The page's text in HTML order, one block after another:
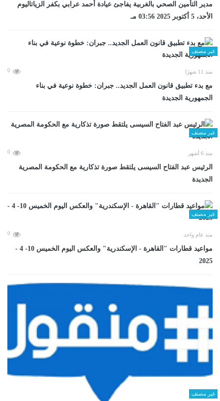
مدير التأمين الصحي بالغربية يفاجئ عيادة أحمد عرابي بكفر الزياتاليوم
الأحد، 5 أكتوبر 2025 03:56 مـ
غير مصنف
منذ 11 شهرًا 0
مع بدء تطبيق قانون العمل الجديد.. جبران: خطوة نوعية في بناء
الجمهورية الجديدة
غير مصنف
منذ 6 أشهر 0
الرئيس عبد الفتاح السيسى يلتقط صورة تذكارية مع الحكومة المصرية
الجديدة
غير مصنف
منذ عام واحد 0
مواعيد قطارات "القاهرة - الإسكندرية" والعكس اليوم الخميس 10- 4 -
2025
غير مصنف